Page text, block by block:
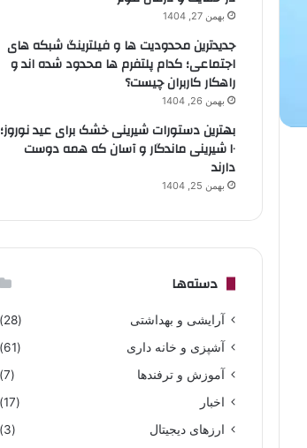
بهمن 27, 1404
جدیدترین محدودیت ها و فیلترینگ شبکه های
اجتماعی؛ کدام پلتفرم ها محدود شده اند و
راهکار کاربران چیست؟
بهمن 26, 1404
بهترین دستورات شیرینی خشک برای عید نوروز؛
۱۰ شیرینی ماندگار و آسان که همه دوست
دارند
بهمن 25, 1404
دسته‌ها
آرایشی و بهداشتی
(28)
آشپزی و خانه داری
(61)
آموزش و ترفندها
(7)
اخبار
(17)
ارزهای دیجیتال
(3)